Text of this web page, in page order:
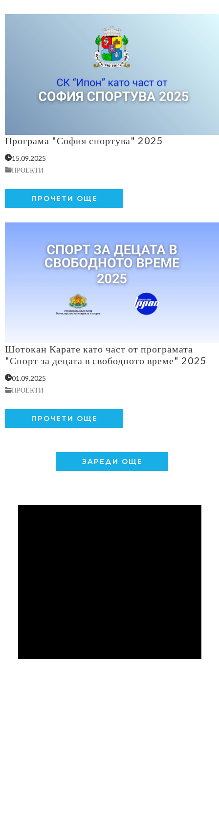
Програма "София спортува" 2025
15.09.2025
ПРОЕКТИ
ПРОЧЕТИ ОЩЕ
Шотокан Карате като част от програмата
"Спорт за децата в свободното време" 2025
01.09.2025
ПРОЕКТИ
ПРОЧЕТИ ОЩЕ
ЗАРЕДИ ОЩЕ